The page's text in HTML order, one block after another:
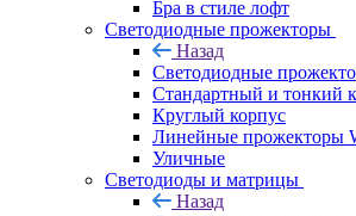
Бра в стиле лофт
Светодиодные прожекторы
Назад
Светодиодные
Стандартный и тонкий
Круглый корпус
Линейные прожекторы
Уличные
Светодиоды и матрицы
Назад